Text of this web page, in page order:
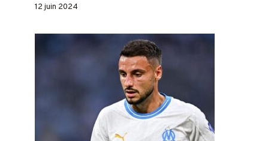
12 juin 2024